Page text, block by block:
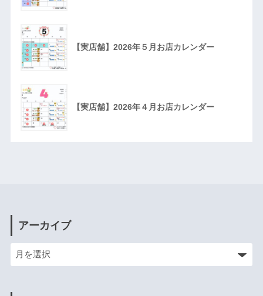
【実店舗】2026年５月お店カレンダー
【実店舗】2026年４月お店カレンダー
アーカイブ